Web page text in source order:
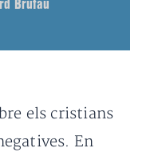
Brufau
els cristians
En